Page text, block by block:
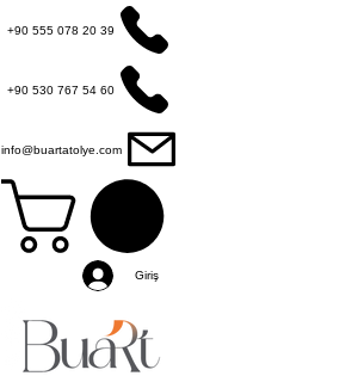
+90 555 078 20 39
+90 530 767 54 60
info@buartatolye.com
Giriş